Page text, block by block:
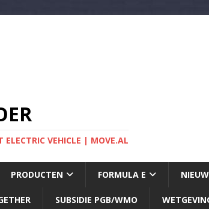
VEHICLE | MOVE.AL
PRODUCTEN FORMULA E
SUBSIDIE PGB/WMO